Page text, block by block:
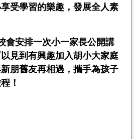
受學習的樂趣，發展全人素
會安排一次小一家長公開講
見到有興趣加入胡小大家庭
朋舊友再相遇，攜手為孩子
！